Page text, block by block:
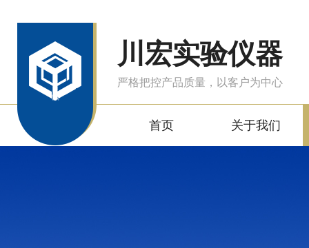
川宏实验仪器
严格把控产品质量，以客户为中心
首页 关于我们